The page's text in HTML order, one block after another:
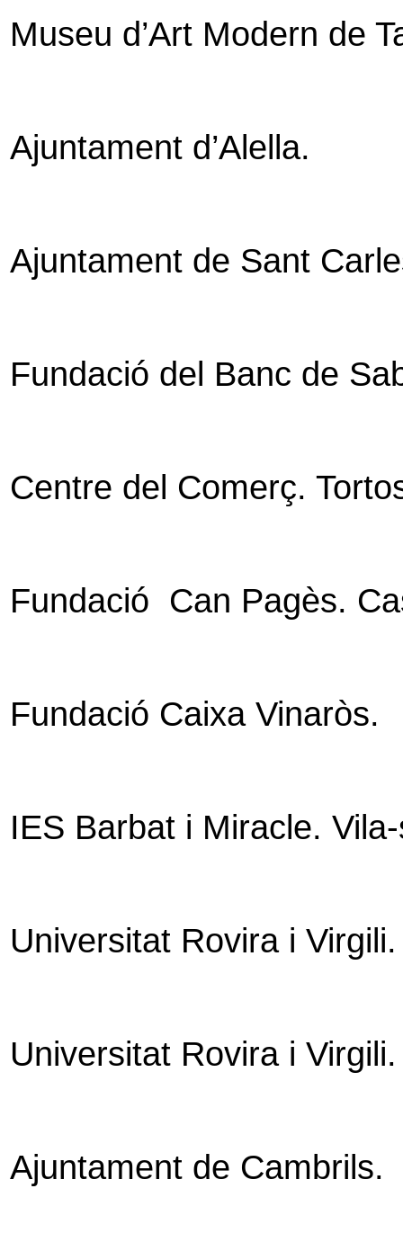
Museu d’Art Modern de
Ajuntament d’Alella.
Ajuntament de Sant
Fundació del Banc de
Centre del Comerç.
Fundació Can Pagès.
Fundació Caixa Vinaròs.
IES Barbat i Miracle.
Universitat Rovira i Virgili.
Universitat Rovira i
Ajuntament de Cambrils.